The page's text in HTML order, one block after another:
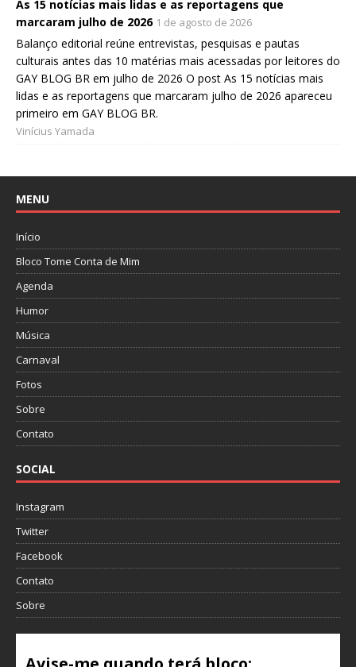
As 15 notícias mais lidas e as reportagens que
marcaram julho de 2026 1 de agosto de 2026
Balanço editorial reúne entrevistas, pesquisas e pautas
culturais antes das 10 matérias mais acessadas por leitores do
GAY BLOG BR em julho de 2026 O post As 15 notícias mais
lidas e as reportagens que marcaram julho de 2026 apareceu
primeiro em GAY BLOG BR.
Vinícius Yamada
MENU
Início
Bloco Tome Conta de Mim
Agenda
Humor
Música
Carnaval
Fotos
Sobre
Contato
SOCIAL
Instagram
Twitter
Facebook
Contato
Sobre